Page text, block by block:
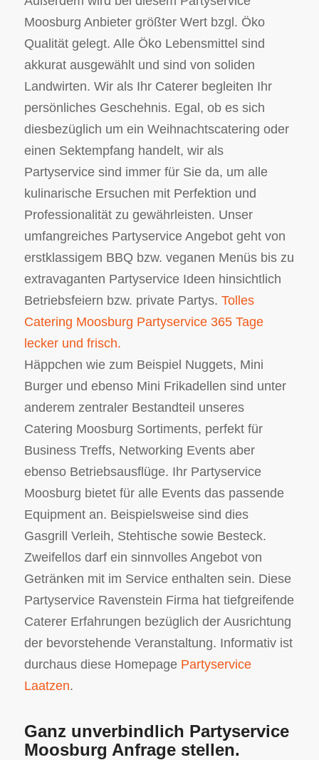
Moosburg Anbieter größter Wert bzgl. Öko
Qualität gelegt. Alle Öko Lebensmittel sind
akkurat ausgewählt und sind von soliden
Landwirten. Wir als Ihr Caterer begleiten Ihr
persönliches Geschehnis. Egal, ob es sich
diesbezüglich um ein Weihnachtscatering oder
einen Sektempfang handelt, wir als
Partyservice sind immer für Sie da, um alle
kulinarische Ersuchen mit Perfektion und
Professionalität zu gewährleisten. Unser
umfangreiches Partyservice Angebot geht von
erstklassigem BBQ bzw. veganen Menüs bis zu
extravaganten Partyservice Ideen hinsichtlich
Betriebsfeiern bzw. private Partys. Tolles
Catering Moosburg Partyservice 365 Tage
lecker und frisch.
Häppchen wie zum Beispiel Nuggets, Mini
Burger und ebenso Mini Frikadellen sind unter
anderem zentraler Bestandteil unseres
Catering Moosburg Sortiments, perfekt für
Business Treffs, Networking Events aber
ebenso Betriebsausflüge. Ihr Partyservice
Moosburg bietet für alle Events das passende
Equipment an. Beispielsweise sind dies
Gasgrill Verleih, Stehtische sowie Besteck.
Zweifellos darf ein sinnvolles Angebot von
Getränken mit im Service enthalten sein. Diese
Partyservice Ravenstein Firma hat tiefgreifende
Caterer Erfahrungen bezüglich der Ausrichtung
der bevorstehende Veranstaltung. Informativ ist
durchaus diese Homepage Partyservice
Laatzen.
Ganz unverbindlich Partyservice
Moosburg Anfrage stellen.